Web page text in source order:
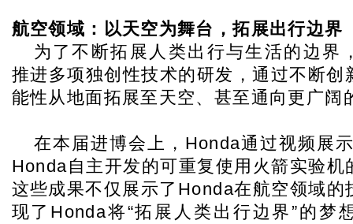
航空领域：以天空为舞台，拓展出行边界
为了不断拓展人类出行与生活的边界
推进多项独创性技术的研发，通过不断创
能性从地面拓展至天空、甚至通向更广阔
在本届进博会上，Honda通过视频展
Honda自主开发的可重复使用火箭实验机
这些成果不仅展示了Honda在航空领域的
现了Honda将“拓展人类出行边界”的梦